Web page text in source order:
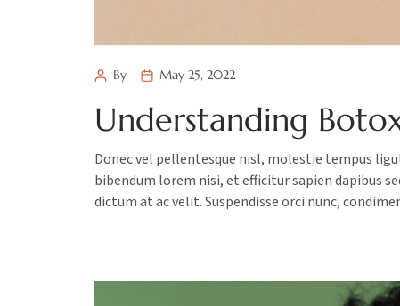
Understanding
Donec vel pellentesque nisl, molestie tempus
bibendum lorem nisi, et efficitur sapien dapibus
dictum at ac velit. Suspendisse orci nunc,
By May 25, 2022